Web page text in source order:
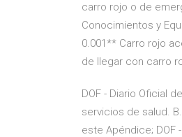
carro rojo o de
Conocimientos y
0.001** Carro rojo
de llegar con carro
DOF - Diario Oficial
servicios de salud.
este Apéndice; DOF